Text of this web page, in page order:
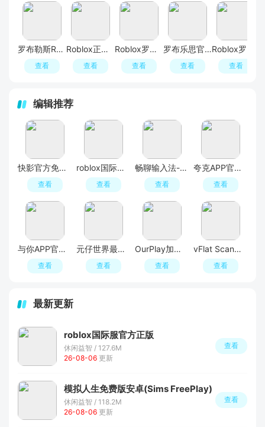
罗布勒斯Roblox国际服
查看
Roblox正版免费入口
查看
Roblox罗布乐思国际服
查看
罗布乐思官方下载入口(roblox)
查看 查看
编辑推荐
快影官方免费最新版
查看
roblox国际服官方正版
查看
畅聊输入法-智能话术回复app
查看
夸克APP官方正版最新版本
查看
与你APP官方最新版2026
查看
元仔世界最新版本
查看
OurPlay加速器APP
查看
vFlat Scan官方版app
查看
最新更新
roblox国际服官方正版
休闲益智 / 127.6M
26-08-06 更新
查看
模拟人生免费版安卓(Sims FreePlay)
休闲益智 / 118.2M
26-08-06 更新
查看